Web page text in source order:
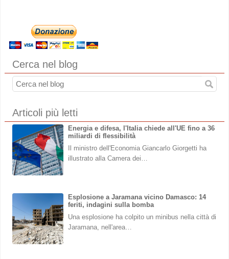
Cerca nel blog
Articoli più letti
Energia e difesa, l'Italia chiede all'UE fino a 36
miliardi di flessibilità
Il ministro dell'Economia Giancarlo Giorgetti ha
illustrato alla Camera dei…
Esplosione a Jaramana vicino Damasco: 14
feriti, indagini sulla bomba
Una esplosione ha colpito un minibus nella città di
Jaramana, nell'area…